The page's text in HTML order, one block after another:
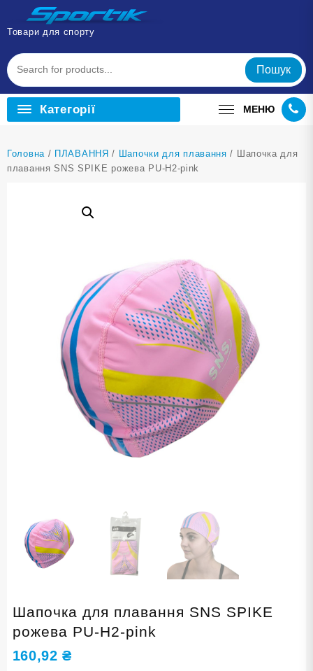
Перейти
вмісту
Товари для спорту
Пошук
Категорії МЕНЮ
Головна / ПЛАВАННЯ / Шапочки для плавання / Шапочка для
плавання SNS SPIKE рожева PU-H2-pink
Шапочка для плавання SNS SPIKE
рожева PU-H2-pink
160,92₴